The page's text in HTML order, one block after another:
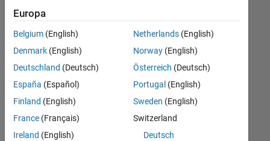
Ihren
Suchkriterien
entsprechen.
können
die
Suchkriterien
weiter
fassen
oder
Europa
Belgium (English)
Denmark (English)
Deutschland (Deutsch)
España (Español)
Finland (English)
France (Français)
Ireland (English)
Netherlands(English)
Norway(English)
Österreich (Deutsch)
Portugal (English)
Sweden (English)
Switzerland
Deutsch